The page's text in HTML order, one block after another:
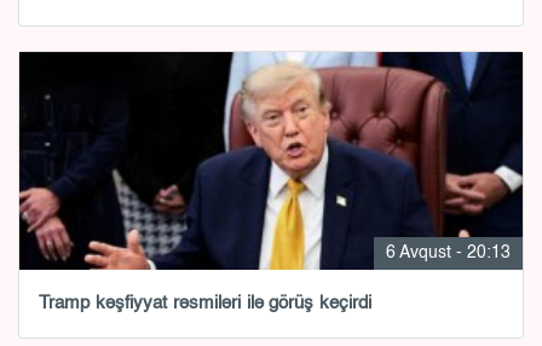
6 Avqust - 20:13
Tramp kəşfiyyat rəsmiləri ilə görüş keçirdi